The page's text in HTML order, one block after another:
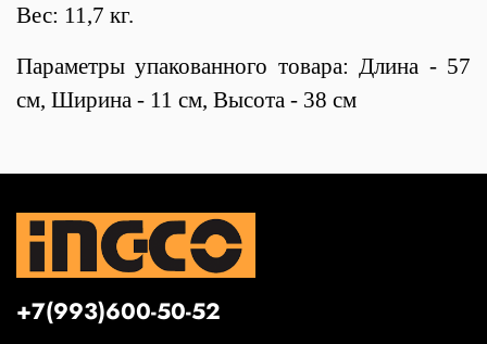
Вес: 11,7 кг.
Параметры упакованного товара: Длина - 57
см, Ширина - 11 см, Высота - 38 см
+7(993)600-50-52